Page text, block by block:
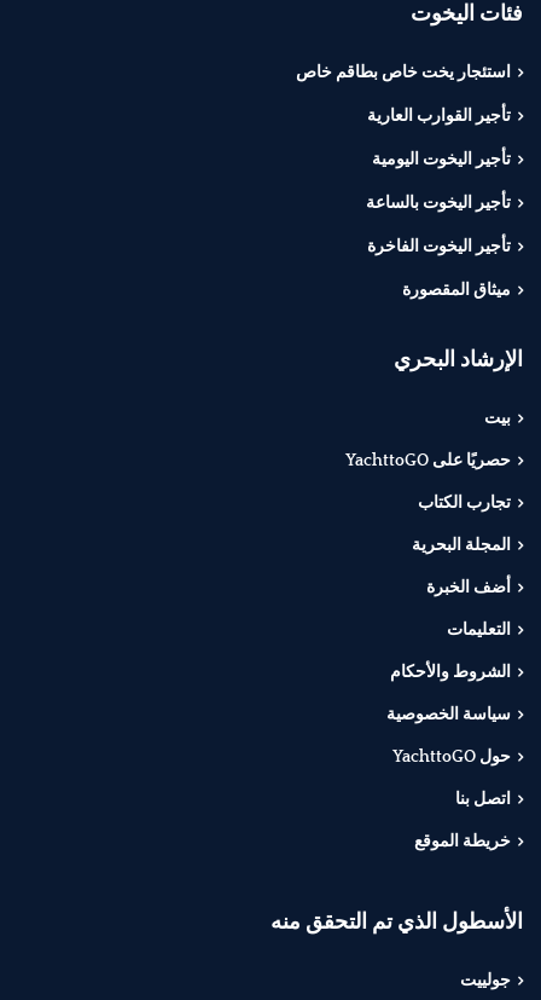
فئات اليخوت
استئجار يخت خاص بطاقم خاص
تأجير القوارب العارية
تأجير اليخوت اليومية
تأجير اليخوت بالساعة
تأجير اليخوت الفاخرة
ميثاق المقصورة
الإرشاد البحري
بيت
حصريًا على YachttoGO
تجارب الكتاب
المجلة البحرية
أضف الخبرة
التعليمات
الشروط والأحكام
سياسة الخصوصية
حول YachttoGO
اتصل بنا
خريطة الموقع
الأسطول الذي تم التحقق منه
جولييت